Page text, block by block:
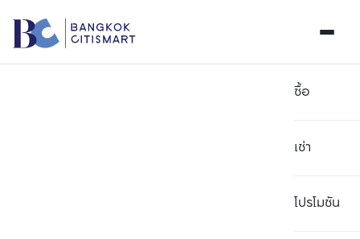
ซื้อ
เช่า
โปรโมชัน